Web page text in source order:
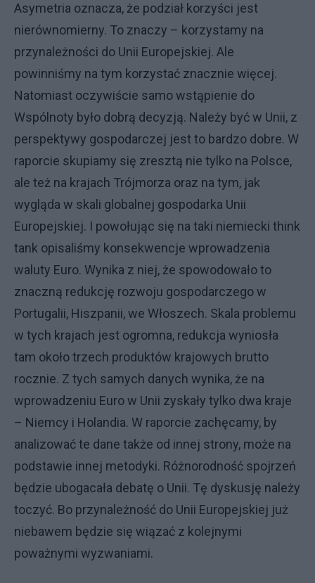
Asymetria oznacza, że podział korzyści jest
nierównomierny. To znaczy – korzystamy na
przynależności do Unii Europejskiej. Ale
powinniśmy na tym korzystać znacznie więcej.
Natomiast oczywiście samo wstąpienie do
Wspólnoty było dobrą decyzją. Należy być w Unii, z
perspektywy gospodarczej jest to bardzo dobre. W
raporcie skupiamy się zresztą nie tylko na Polsce,
ale też na krajach Trójmorza oraz na tym, jak
wygląda w skali globalnej gospodarka Unii
Europejskiej. I powołując się na taki niemiecki think
tank opisaliśmy konsekwencje wprowadzenia
waluty Euro. Wynika z niej, że spowodowało to
znaczną redukcję rozwoju gospodarczego w
Portugalii, Hiszpanii, we Włoszech. Skala problemu
w tych krajach jest ogromna, redukcja wyniosła
tam około trzech produktów krajowych brutto
rocznie. Z tych samych danych wynika, że na
wprowadzeniu Euro w Unii zyskały tylko dwa kraje
– Niemcy i Holandia. W raporcie zachęcamy, by
analizować te dane także od innej strony, może na
podstawie innej metodyki. Różnorodność spojrzeń
będzie ubogacała debatę o Unii. Tę dyskusję należy
toczyć. Bo przynależność do Unii Europejskiej już
niebawem będzie się wiązać z kolejnymi
poważnymi wyzwaniami.